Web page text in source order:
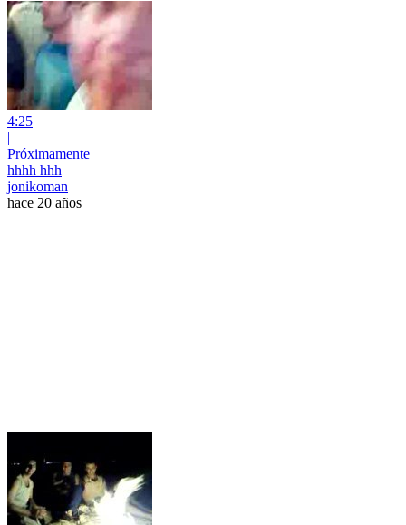
4:25
|
Próximamente
hhhh hhh
jonikoman
hace 20 años